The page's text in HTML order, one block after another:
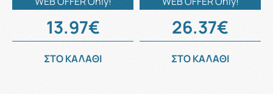
13.97€
ΣΤΟ ΚΑΛΑΘΙ
26.37€
ΣΤΟ ΚΑΛΑΘΙ